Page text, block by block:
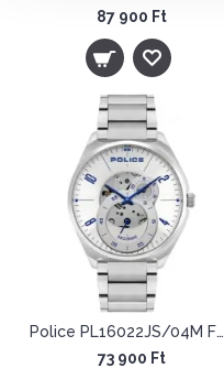
87 900 Ft
Police PL16022JS/04M Férfi Karóra - Kaizuka
73 900 Ft